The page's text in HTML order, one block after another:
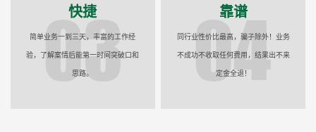
快捷
简单业务一到三天，丰富的工作经
验，了解案情后能第一时间突破口和
思路。
靠谱
同行业性价比最高，骗子除外！业务
不成功不收取任何费用，结果出不来
定金全退！